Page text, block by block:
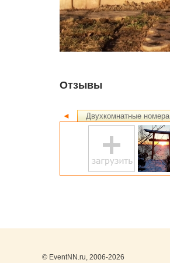
Отзывы
◄ Двухкомнатные номера
© EventNN.ru, 2006-2026